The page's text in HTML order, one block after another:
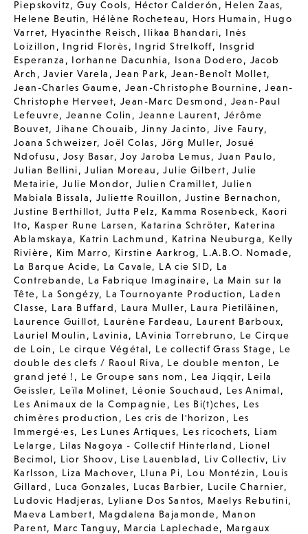
Piepskovitz,Guy Cools, Héctor Calderón , Helen Zaas,
Helene Beutin, Hélène Rocheteau, Hors Humain , Hugo
Varret, Hyacinthe Reisch , Ilikaa Bhandari, Inès
Loizillon , Ingrid Florès, Ingrid Strelkoff, Insgrid
Esperanza , Iorhanne Dacunhia, Isona Dodero, Jacob
Arch ,Javier Varela ,Jean Park, Jean-Benoît Mollet,
Jean-Charles Gaume,Jean-Christophe Bournine,Jean-
Christophe Herveet,Jean-Marc Desmond , Jean-Paul
Lefeuvre,Jeanne Colin , Jeanne Laurent,Jérôme
Bouvet,Jihane Chouaib , Jinny Jacinto, Jive Faury,
Joana Schweizer, Joël Colas, Jörg Muller, Josué
Ndofusu , Josy Basar,Joy Jaroba Lemus, Juan Paulo,
Julian Bellini,Julian Moreau ,Julie Gilbert,Julie
Metairie,Julie Mondor, Julien Cramillet, Julien
Mabiala Bissala, Juliette Rouillon ,Justine Bernachon,
Justine Berthillot,Jutta Pelz, Kamma Rosenbeck, Kaori
Ito, Kasper Rune Larsen, Katarina Schröter, Katerina
Ablamskaya, Katrin Lachmund , Katrina Neuburga, Kelly
Rivière, Kim Marro, Kirstine Aarkrog, L.A.B.O. Nomade,
La Barque Acide, La Cavale, LA cie SID, La
Contrebande, La Fabrique Imaginaire, La Main sur la
Tête, La Songézy, La Tournoyante Production, Laden
Classe, Lara Buffard, Laura Muller, Laura Pietiläinen,
Laurence Guillot, Laurène Fardeau, Laurent Barboux,
Lauriel Moulin , Lavinia, LAvinia Torrebruno, Le Cirque
de Loin , Le cirque Végétal, Le collectif Grass Stage, Le
double des clefs / Raoul Riva , Le double menton , Le
grand jeté ! , Le Groupe sans nom , Lea Jiqqir, Leila
Geissler, Leïla Molinet, Léonie Souchaud, Les Animal,
Les Animaux de la Compagnie, Les Bi(t)ches, Les
chimères production , Les cris de l'horizon , Les
Immergé·es, Les Lunes Artiques, Les ricochets, Liam
Lelarge, Lilas Nagoya - Collectif Hinterland , Lionel
Becimol, Lior Shoov, Lise Lauenblad, Liv Collectiv, Liv
Karlsson, Liza Machover, Lluna Pi, Lou Montézin , Louis
Gillard , Luca Gonzales, Lucas Barbier, Lucile Charnier,
Ludovic Hadjeras, Lyliane Dos Santos, Maelys Rebutini,
Maeva Lambert, Magdalena Bajamonde, Manon
Parent, Marc Tanguy, Marcia Laplechade, Margaux